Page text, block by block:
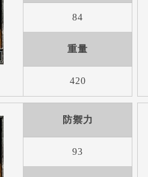
84
重量
420
防禦力
93